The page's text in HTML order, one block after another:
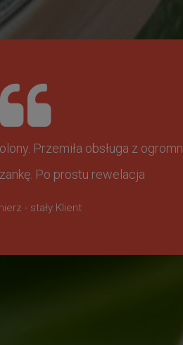
Przemiła obsługa z
Po prostu rewelacja
- stały Klient